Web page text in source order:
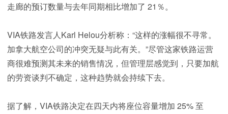
走廊的预订数量与去年同期相比增加了 21％。
VIA铁路发言人Karl Helou分析称：“这样的涨幅很不寻常。
加拿大航空公司的冲突无疑与此有关。”尽管这家铁路运营
商很难预测其未来的销售情况，但管理层感觉到，只要加航
的劳资谈判不确定，这种趋势就会持续下去。
据了解，VIA铁路决定在四天内将座位容量增加 25% 至